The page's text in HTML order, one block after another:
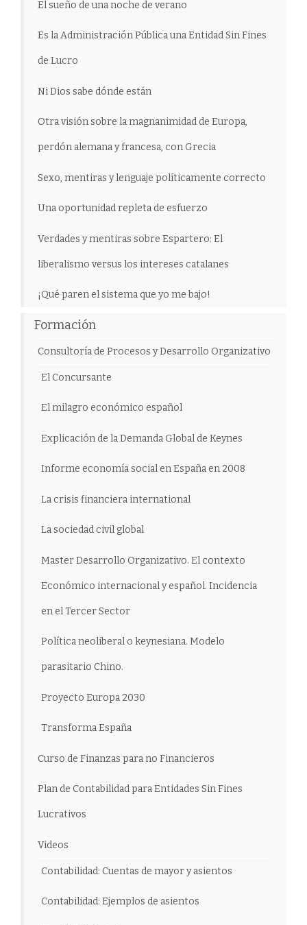
El sueño de una noche de verano
Es la Administración Pública una Entidad Sin Fines
de Lucro
Ni Dios sabe dónde están
Otra visión sobre la magnanimidad de Europa,
perdón alemana y francesa, con Grecia
Sexo, mentiras y lenguaje políticamente correcto
Una oportunidad repleta de esfuerzo
Verdades y mentiras sobre Espartero: El
liberalismo versus los intereses catalanes
¡Qué paren el sistema que yo me bajo!
Formación
Consultoría de Procesos y Desarrollo Organizativo
El Concursante
El milagro económico español
Explicación de la Demanda Global de Keynes
Informe economía social en España en 2008
La crisis financiera international
La sociedad civil global
Master Desarrollo Organizativo. El contexto
Económico internacional y español. Incidencia
en el Tercer Sector
Política neoliberal o keynesiana. Modelo
parasitario Chino.
Proyecto Europa 2030
Transforma España
Curso de Finanzas para no Financieros
Plan de Contabilidad para Entidades Sin Fines
Lucrativos
Videos
Contabilidad: Cuentas de mayor y asientos
Contabilidad: Ejemplos de asientos